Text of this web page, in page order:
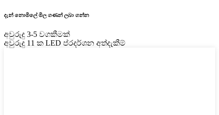
දැන් නොමිලේ මිල ගණන් ලබා ගන්න
අවුරුදු 3-5 වගකීමක්
අවුරුදු 11 ක LED ප්රදර්ශන අත්දැකීම්